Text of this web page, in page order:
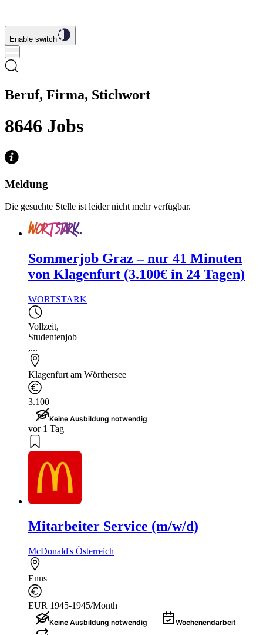
Enable switch
Beruf, Firma, Stichwort
8646 Jobs
Meldung
Die gesuchte Stelle ist leider nicht mehr verfügbar.
Sommerjob Graz – nur 41 Minuten
von Klagenfurt (3.100€ in 24 Tagen)
WORTSTARK
Vollzeit,
Studentenjob
,...
Klagenfurt am Wörthersee
3.100
Keine Ausbildung notwendig
vor 1 Tag
Mitarbeiter Service (m/w/d)
McDonald's Österreich
Enns
EUR 1945-1945/Month
Keine Ausbildung notwendig
Wochenendarbeit